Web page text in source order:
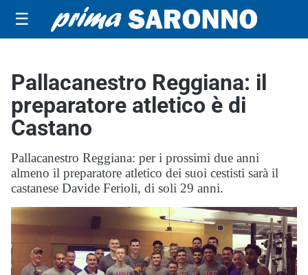
☰
Pallacanestro Reggiana: il
preparatore atletico è di
Castano
Pallacanestro Reggiana: per i prossimi due anni
almeno il preparatore atletico dei suoi cestisti sarà il
castanese Davide Ferioli, di soli 29 anni.